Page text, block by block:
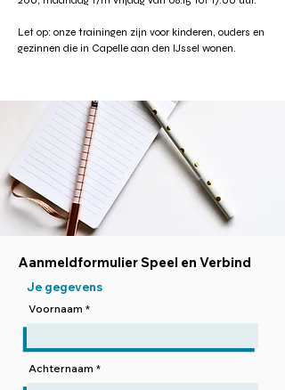
Let op: onze trainingen zijn voor kinderen, ouders en
gezinnen die in Capelle aan den IJssel wonen.
Aanmeldformulier Speel en Verbind
Je gegevens
Voornaam
Achternaam